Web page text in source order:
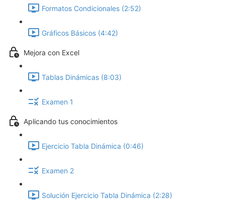
Formatos Condicionales (2:52)
Gráficos Básicos (4:42)
Mejora con Excel
Tablas Dinámicas (8:03)
Examen 1
Aplicando tus conocimientos
Ejercicio Tabla Dinámica (0:46)
Examen 2
Solución Ejercicio Tabla Dinámica (2:28)